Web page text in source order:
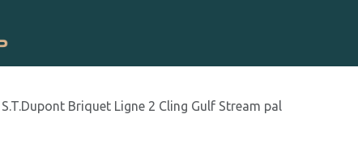
S.T.Dupont Briquet Ligne 2 Cling Gulf Stream pal